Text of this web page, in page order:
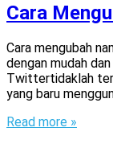
Cara
Cara mengubah
dengan mudah
Twittertidaklah
yang baru
Read more »